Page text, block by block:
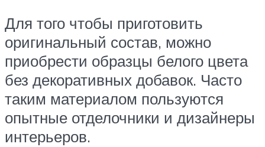
Для того чтобы приготовить
оригинальный состав, можно
приобрести образцы белого цвета
без декоративных добавок. Часто
таким материалом пользуются
опытные отделочники и дизайнеры
интерьеров.